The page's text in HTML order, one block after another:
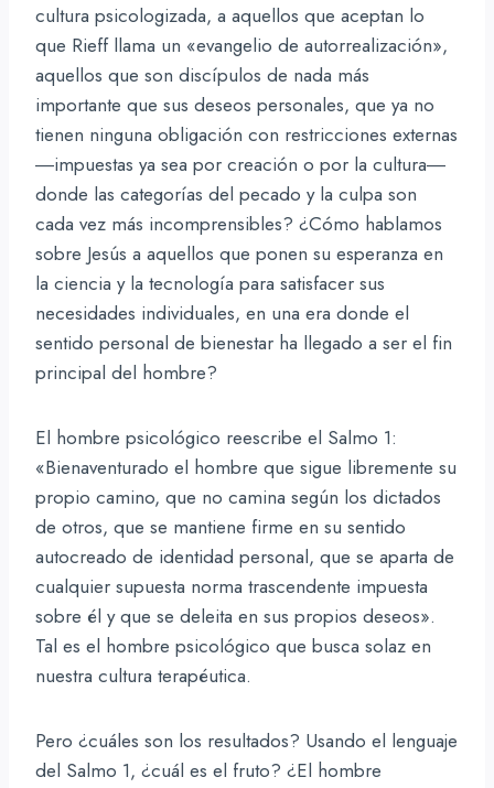
cultura psicologizada, a aquellos que aceptan lo
que Rieff llama un «evangelio de autorrealización»,
aquellos que son discípulos de nada más
importante que sus deseos personales, que ya no
tienen ninguna obligación con restricciones externas
―impuestas ya sea por creación o por la cultura―
donde las categorías del pecado y la culpa son
cada vez más incomprensibles? ¿Cómo hablamos
sobre Jesús a aquellos que ponen su esperanza en
la ciencia y la tecnología para satisfacer sus
necesidades individuales, en una era donde el
sentido personal de bienestar ha llegado a ser el fin
principal del hombre?
El hombre psicológico reescribe el Salmo 1:
«Bienaventurado el hombre que sigue libremente su
propio camino, que no camina según los dictados
de otros, que se mantiene firme en su sentido
autocreado de identidad personal, que se aparta de
cualquier supuesta norma trascendente impuesta
sobre él y que se deleita en sus propios deseos».
Tal es el hombre psicológico que busca solaz en
nuestra cultura terapéutica.
Pero ¿cuáles son los resultados? Usando el lenguaje
del Salmo 1, ¿cuál es el fruto? ¿El hombre